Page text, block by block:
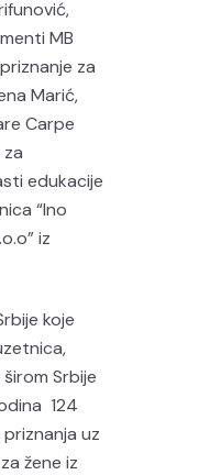
MB
za
Marić,
Carpe
za
edukacije
“Ino
iz
koje
Srbije
124
uz
žene iz